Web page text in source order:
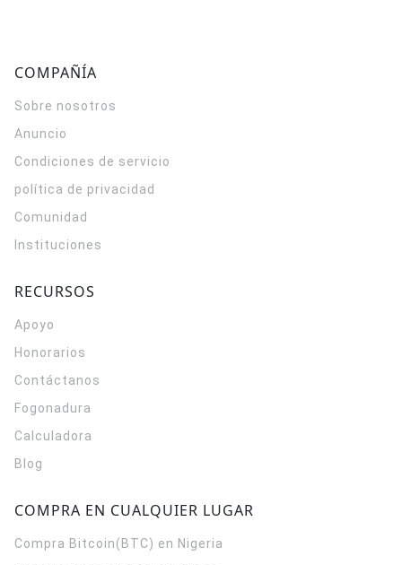
COMPAÑÍA
Sobre nosotros
Anuncio
Condiciones de servicio
política de privacidad
Comunidad
Instituciones
RECURSOS
Apoyo
Honorarios
Contáctanos
Fogonadura
Calculadora
Blog
COMPRA EN CUALQUIER LUGAR
Compra Bitcoin(BTC) en Nigeria